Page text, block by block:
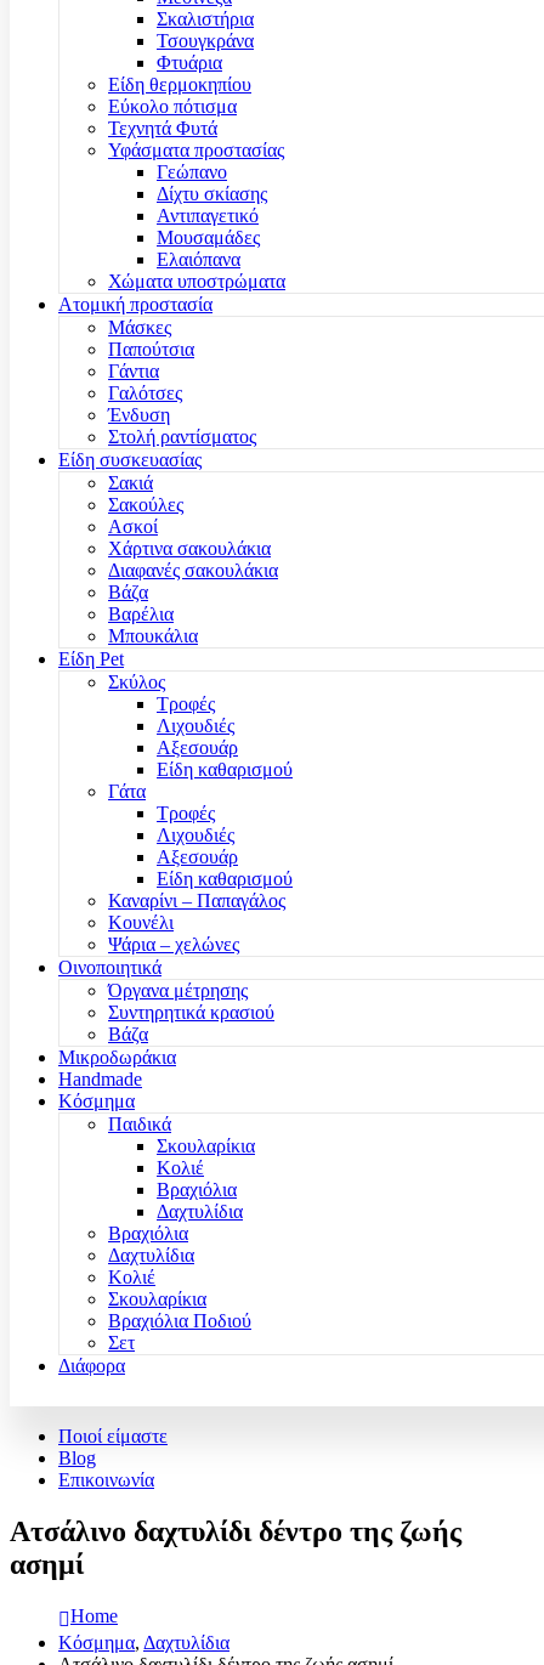
Σκαλιστήρια
Τσουγκράνα
Φτυάρια
Είδη θερμοκηπίου
Εύκολο πότισμα
Τεχνητά Φυτά
Υφάσματα προστασίας
Γεώπανο
Δίχτυ σκίασης
Αντιπαγετικό
Μουσαμάδες
Ελαιόπανα
Χώματα υποστρώματα
Ατομική προστασία
Μάσκες
Παπούτσια
Γάντια
Γαλότσες
Ένδυση
Στολή ραντίσματος
Είδη συσκευασίας
Σακιά
Σακούλες
Ασκοί
Χάρτινα σακουλάκια
Διαφανές σακουλάκια
Βάζα
Βαρέλια
Μπουκάλια
Είδη Pet
Σκύλος
Τροφές
Λιχουδιές
Αξεσουάρ
Είδη καθαρισμού
Γάτα
Τροφές
Λιχουδιές
Αξεσουάρ
Είδη καθαρισμού
Καναρίνι – Παπαγάλος
Κουνέλι
Ψάρια – χελώνες
Οινοποιητικά
Όργανα μέτρησης
Συντηρητικά κρασιού
Βάζα
Μικροδωράκια
Handmade
Κόσμημα
Παιδικά
Σκουλαρίκια
Κολιέ
Βραχιόλια
Δαχτυλίδια
Βραχιόλια
Δαχτυλίδια
Κολιέ
Σκουλαρίκια
Βραχιόλια Ποδιού
Σετ
Διάφορα
Ποιοί είμαστε
Blog
Επικοινωνία
Ατσάλινο δαχτυλίδι δέντρο της ζωής
ασημί
Home
Κόσμημα, Δαχτυλίδια